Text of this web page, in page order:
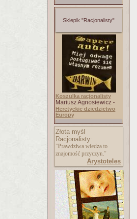
Sklepik "Racjonalisty"
Koszulka racjonalisty
Mariusz Agnosiewicz -
Heretyckie dziedzictwo
Europy
Złota myśl
Racjonalisty:
"Prawdziwa wiedza to
znajomość przyczyn."
Arystoteles